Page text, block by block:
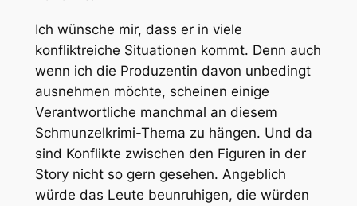
Ich wünsche mir, dass er in viele
konfliktreiche Situationen kommt. Denn auch
wenn ich die Produzentin davon unbedingt
ausnehmen möchte, scheinen einige
Verantwortliche manchmal an diesem
Schmunzelkrimi-Thema zu hängen. Und da
sind Konflikte zwischen den Figuren in der
Story nicht so gern gesehen. Angeblich
würde das Leute beunruhigen, die würden